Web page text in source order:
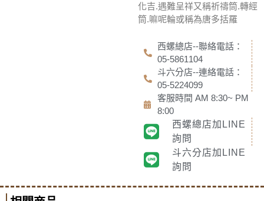
化吉.遇難呈祥又稱祈禱筒.轉經
筒.嘛呢輪或稱為唐多括羅
西螺總店--聯絡電話：
05-5861104
斗六分店--連絡電話：
05-5224099
客服時間 AM 8:30~ PM
8:00
西螺總店加LINE
詢問
斗六分店加LINE
詢問